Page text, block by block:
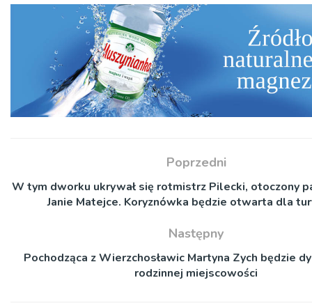
Poprzedni
W tym dworku ukrywał się rotmistrz Pilecki, otoczony
Janie Matejce. Koryznówka będzie otwarta dla
Następny
Pochodząca z Wierzchosławic Martyna Zych będzie
rodzinnej miejscowości